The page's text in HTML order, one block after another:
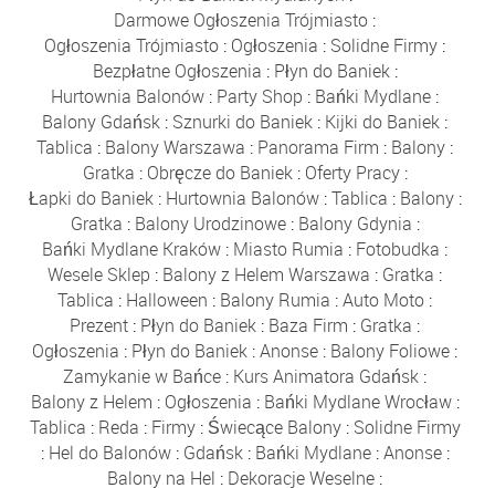
Darmowe Ogłoszenia Trójmiasto :
Ogłoszenia Trójmiasto : Ogłoszenia : Solidne Firmy :
Bezpłatne Ogłoszenia : Płyn do Baniek:
Hurtownia Balonów : Party Shop : Bańki Mydlane :
Balony Gdańsk : Sznurki do Baniek : Kijki do Baniek :
Tablica : Balony Warszawa : Panorama Firm : Balony :
Gratka : Obręcze do Baniek: Oferty Pracy:
Łapki do Baniek: Hurtownia Balonów:Tablica : Balony:
Gratka : Balony Urodzinowe: Balony Gdynia :
Bańki Mydlane Kraków : Miasto Rumia : Fotobudka :
Wesele Sklep : Balony z Helem Warszawa : Gratka :
Tablica : Halloween : Balony Rumia :Auto Moto :
Prezent : Płyn do Baniek : Baza Firm : Gratka :
Ogłoszenia : Płyn do Baniek :Anonse : Balony Foliowe :
Zamykanie w Bańce : Kurs Animatora Gdańsk :
Balony z Helem : Ogłoszenia : Bańki Mydlane Wrocław:
Tablica : Reda : Firmy: Świecące Balony: Solidne Firmy
: Hel do Balonów: Gdańsk: Bańki Mydlane:Anonse:
Balony na Hel : Dekoracje Weselne :